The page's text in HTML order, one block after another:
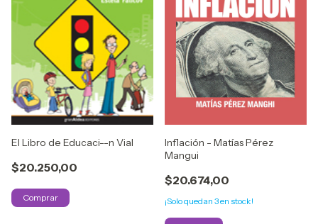
El Libro de Educaci--n Vial
$20.250,00
Inflación - Matías Pérez
Mangui
$20.674,00
¡Solo quedan 3en stock!